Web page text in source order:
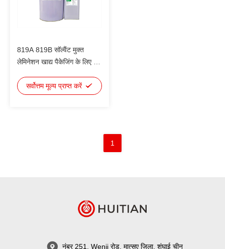
819A 819B सॉल्वैंट मुक्त
लेमिनेशन खाद्य पैकेजिंग के लिए कम
OPP/VMCPP
OPP/VMPET/PE PET/PE
सर्वोत्तम मूल्य प्राप्त करें
1
नंबर 251, Wenji रोड, मात्सुए जिला, शंघाई चीन